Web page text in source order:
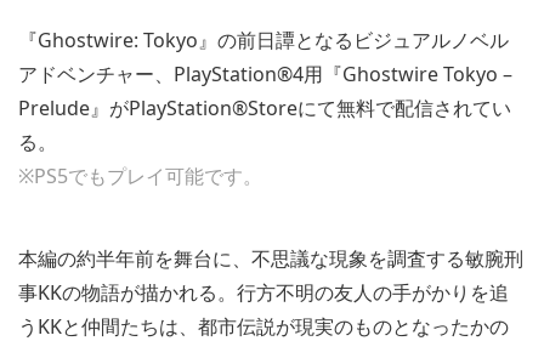
『Ghostwire: Tokyo』の前日譚となるビジュアルノベル
アドベンチャー、PlayStation®4用『Ghostwire Tokyo –
Prelude』がPlayStation®Storeにて無料で配信されてい
る。
※PS5でもプレイ可能です。
本編の約半年前を舞台に、不思議な現象を調査する敏腕刑
事KKの物語が描かれる。行方不明の友人の手がかりを追
うKKと仲間たちは、都市伝説が現実のものとなったかの